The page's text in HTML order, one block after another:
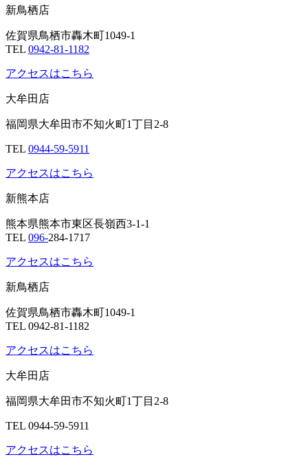
新鳥栖店
佐賀県鳥栖市轟木町1049-1
TEL 0942-81-1182
アクセスはこちら
大牟田店
福岡県大牟田市不知火町1丁目2-8
TEL 0944-59-5911
アクセスはこちら
新熊本店
熊本県熊本市東区長嶺西3-1-1
TEL 096-284-1717
アクセスはこちら
新鳥栖店
佐賀県鳥栖市轟木町1049-1
TEL 0942-81-1182
アクセスはこちら
大牟田店
福岡県大牟田市不知火町1丁目2-8
TEL 0944-59-5911
アクセスはこちら